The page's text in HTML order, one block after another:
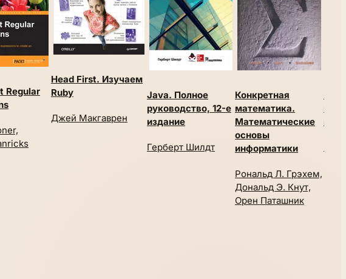
Regular
Head First. Изучаем
Ruby
Джей Макгаврен
Java. Полное
руководство, 12-е
издание
Герберт Шилдт
Конкретная
математика.
Математические
основы
информатики
Рональд Л. Грэхем,
Дональд Э. Кнут,
Орен Паташник